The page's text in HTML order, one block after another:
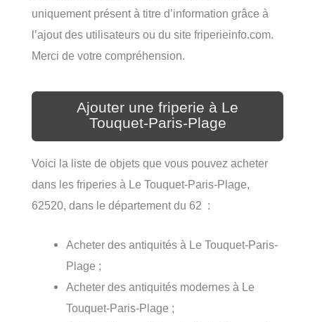
uniquement présent à titre d’information grâce à
l’ajout des utilisateurs ou du site friperieinfo.com.
Merci de votre compréhension.
Ajouter une friperie à Le
Touquet-Paris-Plage
Voici la liste de objets que vous pouvez acheter
dans les friperies à Le Touquet-Paris-Plage,
62520, dans le département du 62 :
Acheter des antiquités à Le Touquet-Paris-
Plage ;
Acheter des antiquités modernes à Le
Touquet-Paris-Plage ;